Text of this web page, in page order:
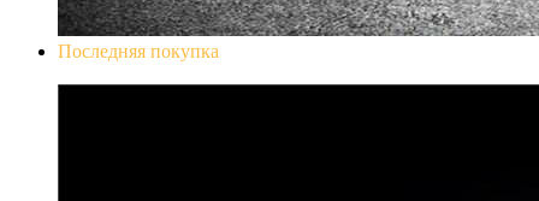
Последняя покупка